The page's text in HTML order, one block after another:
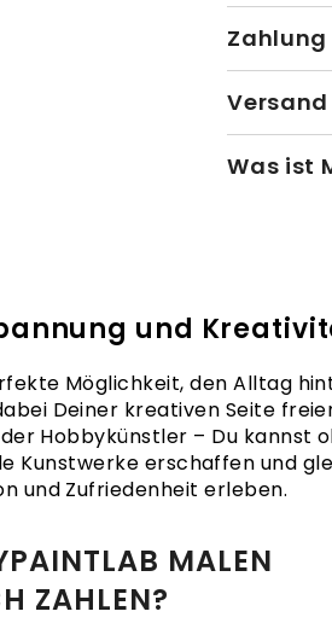
Zahlung
Was ist
und
Möglichkeit, den Alltag
Deiner kreativen Seite
Hobbykünstler – Du kannst
Kunstwerke erschaffen und
und Zufriedenheit erleben.
MALEN
ZAHLEN?